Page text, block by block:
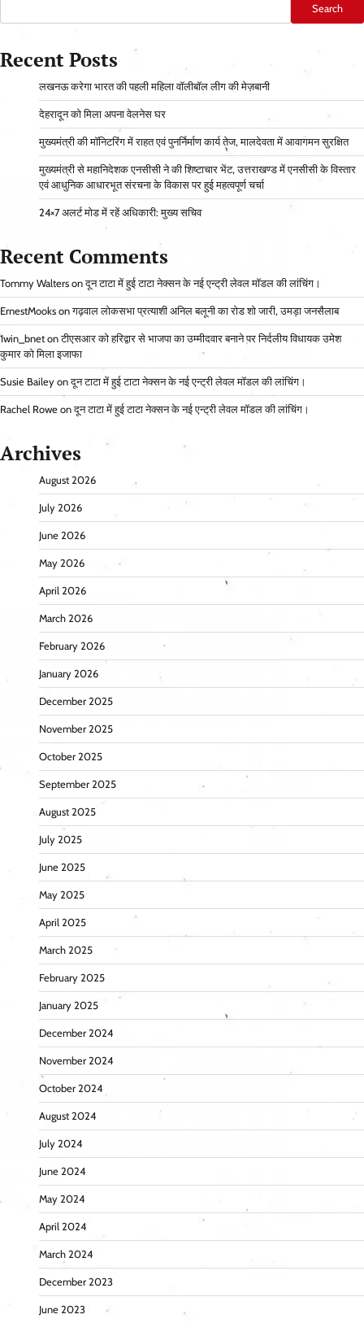
Search
Recent Posts
लखनऊ करेगा भारत की पहली महिला वॉलीबॉल लीग की मेज़बानी
देहरादून को मिला अपना वेलनेस घर
मुख्यमंत्री की मॉनिटरिंग में राहत एवं पुनर्निर्माण कार्य तेज, मालदेवता में आवागमन सुरक्षित
मुख्यमंत्री से महानिदेशक एनसीसी ने की शिष्टाचार भेंट, उत्तराखण्ड में एनसीसी के विस्तार
एवं आधुनिक आधारभूत संरचना के विकास पर हुई महत्वपूर्ण चर्चा
24×7 अलर्ट मोड में रहें अधिकारी: मुख्य सचिव
Recent Comments
Tommy Walters onदून टाटा में हुई टाटा नेक्सन के नई एन्ट्री लेवल मॉडल की लांचिंग।
ErnestMooks onगढ़वाल लोकसभा प्रत्याशी अनिल बलूनी का रोड शो जारी, उमड़ा जनसैलाब
1win_bnet onटीएसआर को हरिद्वार से भाजपा का उम्मीदवार बनाने पर निर्दलीय विधायक उमेश
कुमार को मिला इजाफा
Susie Bailey onदून टाटा में हुई टाटा नेक्सन के नई एन्ट्री लेवल मॉडल की लांचिंग।
Rachel Rowe onदून टाटा में हुई टाटा नेक्सन के नई एन्ट्री लेवल मॉडल की लांचिंग।
Archives
August 2026
July 2026
June 2026
May 2026
April 2026
March 2026
February 2026
January 2026
December 2025
November 2025
October 2025
September 2025
August 2025
July 2025
June 2025
May 2025
April 2025
March 2025
February 2025
January 2025
December 2024
November 2024
October 2024
August 2024
July 2024
June 2024
May 2024
April 2024
March 2024
December 2023
June 2023